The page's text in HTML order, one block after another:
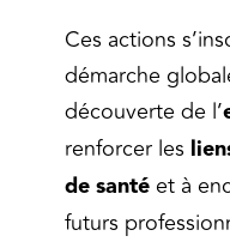
Ces actions
démarche
découverte de l’
renforcer les
de santé et à
futurs